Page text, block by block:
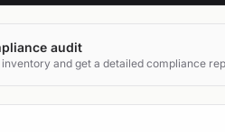
audit
inventory and get a detailed compliance